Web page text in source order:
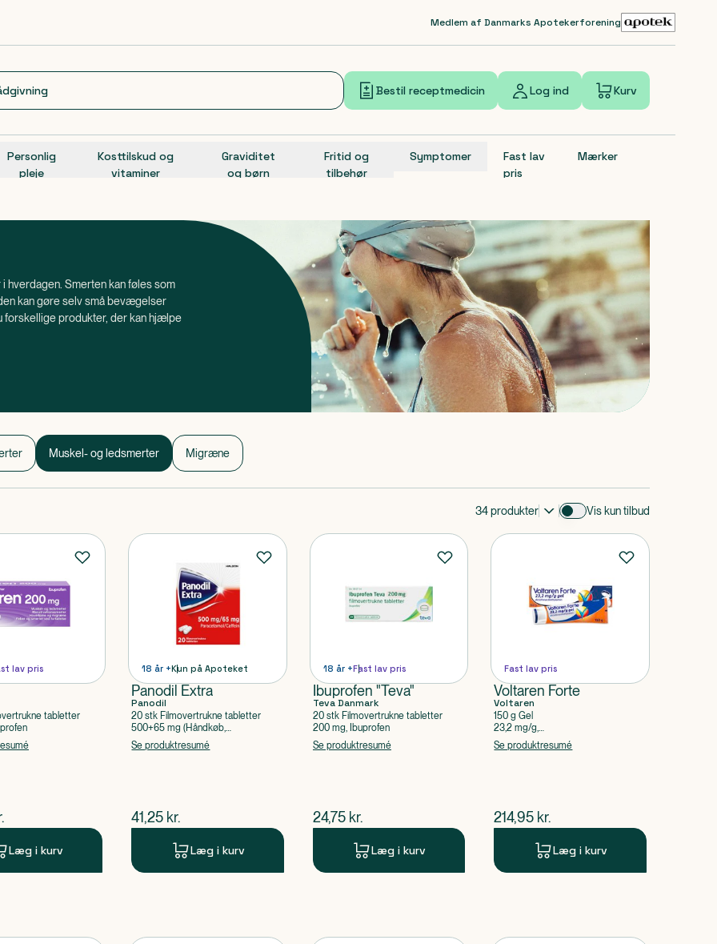
Medlem af Danmarks Apotekerforening
Bestil receptmedicin Log ind Kurv
Personlig
pleje
Kosttilskud og
vitaminer
Graviditet
og børn
Fritid og
tilbehør
Symptomer
Fast lav
pris
Mærker
hverdagen. Smerten kan føles som
kan gøre selv små bevægelser
forskellige produkter, der kan hjælpe
Muskel- og ledsmerter Migræne
34produkter Vis kun tilbud
lav pris
tabletter
pris
Læg i kurv
18 år +Kun på Apoteket
Panodil Extra
Panodil
20 stk Filmovertrukne tabletter
500+65 mg (Håndkøb,
apoteksforbeholdt), Paracetamol,
Se produktresumé
$nuværende pris
41,25 kr.
Læg i kurv
18 år +Fast lav pris
Ibuprofen "Teva"
Teva Danmark
20 stk Filmovertrukne tabletter
200 mg, Ibuprofen
Se produktresumé
$nuværende pris
24,75 kr.
Læg i kurv
Fast lav pris
Voltaren Forte
Voltaren
150 g Gel
23,2 mg/g,
Diclofenacdiethylammonium
Se produktresumé
$nuværende pris
214,95 kr.
Læg i kurv